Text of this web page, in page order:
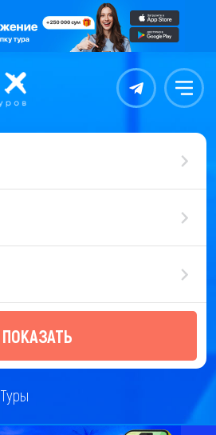
Контакты Меню
ПОКАЗАТЬ
Туры